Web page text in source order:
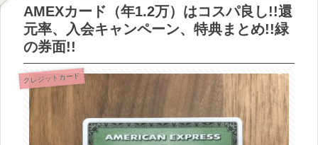
AMEXカード（年1.2万）はコスパ良し!!還
元率、入会キャンペーン、特典まとめ!!緑
の券面!!
クレジットカード